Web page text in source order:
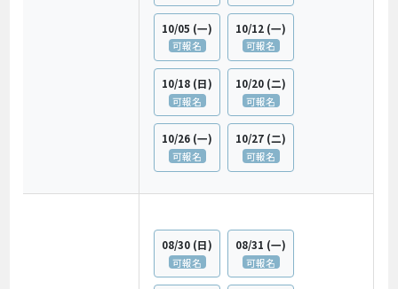
10/05 (一)
可報名
10/12 (一)
可報名
10/18 (日)
可報名
10/20 (二)
可報名
10/26 (一)
可報名
10/27 (二)
可報名
08/30 (日)
可報名
08/31 (一)
可報名